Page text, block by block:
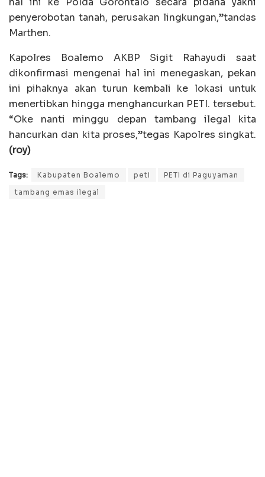
penyerobotan tanah, perusakan lingkungan,”tandas
Marthen.
Kapolres Boalemo AKBP Sigit Rahayudi saat
dikonfirmasi mengenai hal ini menegaskan, pekan
ini pihaknya akan turun kembali ke lokasi untuk
menertibkan hingga menghancurkan PETI. tersebut.
“Oke nanti minggu depan tambang ilegal kita
hancurkan dan kita proses,”tegas Kapolres singkat.
(roy)
Tags: Kabupaten Boalemo peti
PETI di Paguyaman
tambang emas ilegal